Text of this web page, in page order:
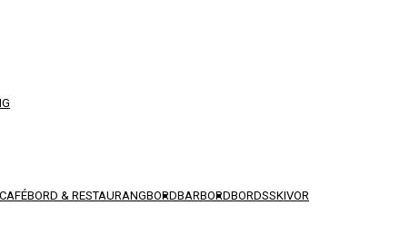
CAFÉBORD & RESTAURANGBORDBARBORDBORDSSKIVOR